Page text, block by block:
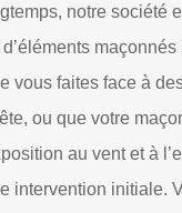
notre société
vous faites face à
ou que votre
au vent et à
intervention initiale.